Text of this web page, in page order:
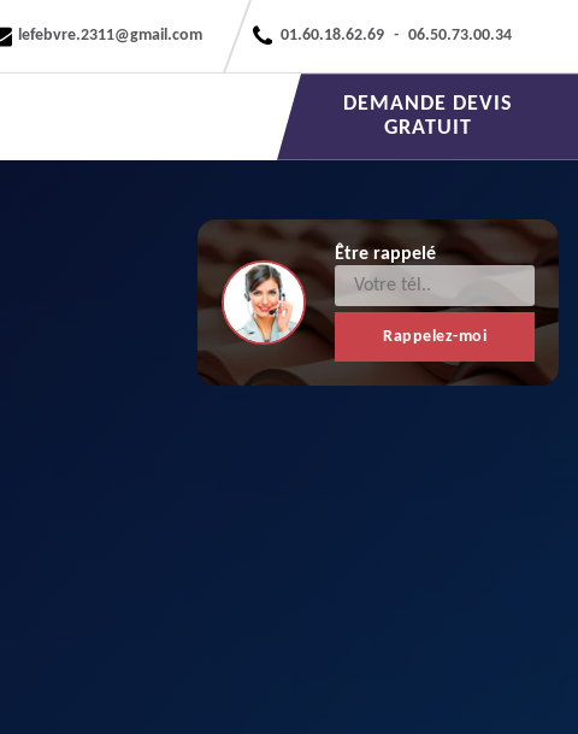
lefebvre.2311@gmail.com 01.60.18.62.69 - 06.50.73.00.34
DEMANDE DEVIS
GRATUIT
Être rappelé